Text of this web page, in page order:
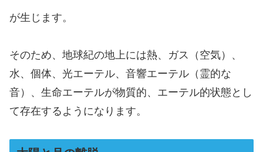
が生じます。
そのため、地球紀の地上には熱、ガス（空気）、
水、個体、光エーテル、音響エーテル（霊的な
音）、生命エーテルが物質的、エーテル的状態とし
て存在するようになります。